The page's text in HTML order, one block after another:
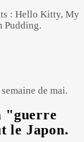
: Hello Kitty, My
Pudding.
de mai.
"guerre
le Japon.